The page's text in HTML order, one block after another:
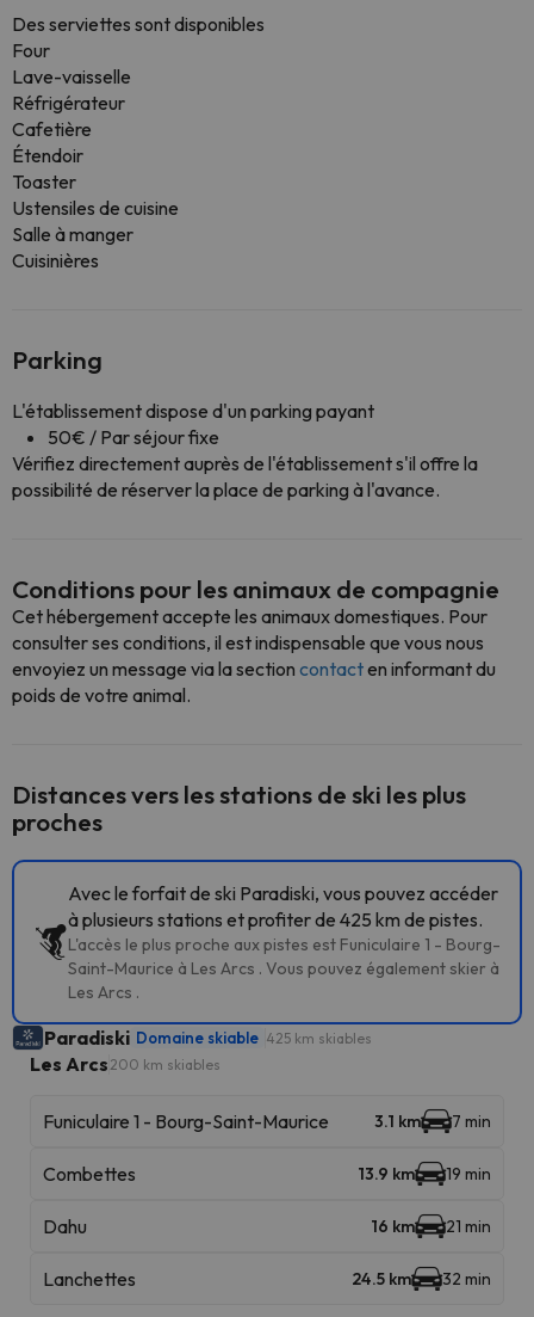
Des serviettes sont disponibles
Four
Lave-vaisselle
Réfrigérateur
Cafetière
Étendoir
Toaster
Ustensiles de cuisine
Salle à manger
Cuisinières
Parking
L'établissement dispose d'un parking payant
50€ / Par séjour fixe
Vérifiez directement auprès de l'établissement s'il offre la
possibilité de réserver la place de parking à l'avance.
Conditions pour les animaux de compagnie
Cet hébergement accepte les animaux domestiques. Pour
consulter ses conditions, il est indispensable que vous nous
envoyiez un message via la section contacten informant du
poids de votre animal.
Distances vers les stations de ski les plus
proches
Avec le forfait de ski Paradiski, vous pouvez accéder
à plusieurs stations et profiter de 425 km de pistes.
L'accès le plus proche aux pistes est Funiculaire 1 - Bourg-
Saint-Maurice à Les Arcs . Vous pouvez également skier à
Les Arcs .
Paradiski Domaine skiable 425 km skiables
Les Arcs 200 km skiables
Funiculaire 1 - Bourg-Saint-Maurice 3.1 km 7 min
Combettes 13.9 km 19 min
Dahu 16 km 21 min
Lanchettes 24.5 km 32 min